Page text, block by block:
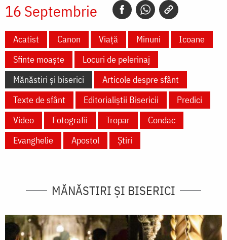
16 Septembrie
Acatist Canon Viață Minuni
Icoane
Sfinte moaște
Locuri de pelerinaj
Mănăstiri și biserici
Articole despre sfânt
Texte de sfânt
Editorialiștii Bisericii
Predici
Video
Fotografii Tropar
Condac
Evanghelie
Apostol Știri
MĂNĂSTIRI ȘI BISERICI